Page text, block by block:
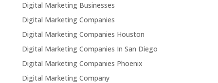
Digital Marketing Businesses
Digital Marketing Companies
Digital Marketing Companies Houston
Digital Marketing Companies In San Diego
Digital Marketing Companies Phoenix
Digital Marketing Company